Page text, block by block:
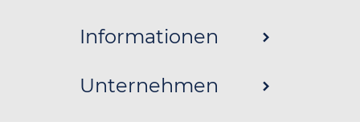
Informationen
Unternehmen